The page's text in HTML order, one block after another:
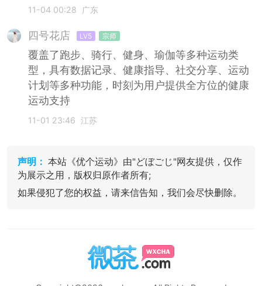
11-04 00:28 广东
四号花店 LV5 宗师
覆盖了跑步、骑行、健身、瑜伽等多种运动类
型，具有数据记录、健康指导、社交分享、运动
计划等多种功能，时刻为用户提供全方位的健康
运动支持
11-01 23:46 江苏
声明： 本站《优个运动》由"どぼごじ"网友提供，仅作
为展示之用，版权归原作者所有;
如果侵犯了您的权益，请来信告知，我们会尽快删除。